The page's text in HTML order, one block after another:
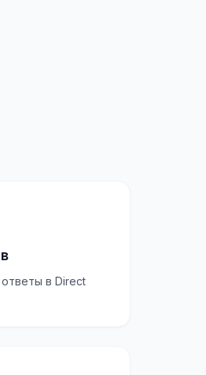
в Direct